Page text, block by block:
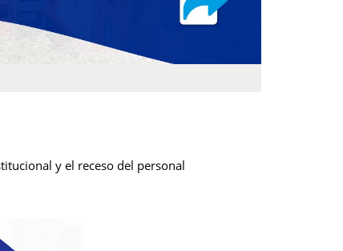
y el receso del personal